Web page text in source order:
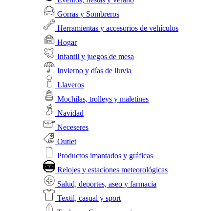
Gorras y Sombreros
Herramientas y accesorios de vehículos
Hogar
Infantil y juegos de mesa
Invierno y días de lluvia
Llaveros
Mochilas, trolleys y maletines
Navidad
Neceseres
Outlet
Productos imantados y gráficas
Relojes y estaciones meteorológicas
Salud, deportes, aseo y farmacia
Textil, casual y sport